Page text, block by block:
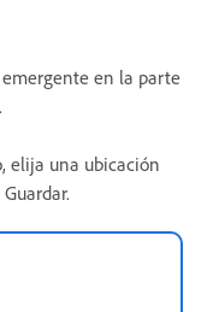
en la parte
elija una ubicación